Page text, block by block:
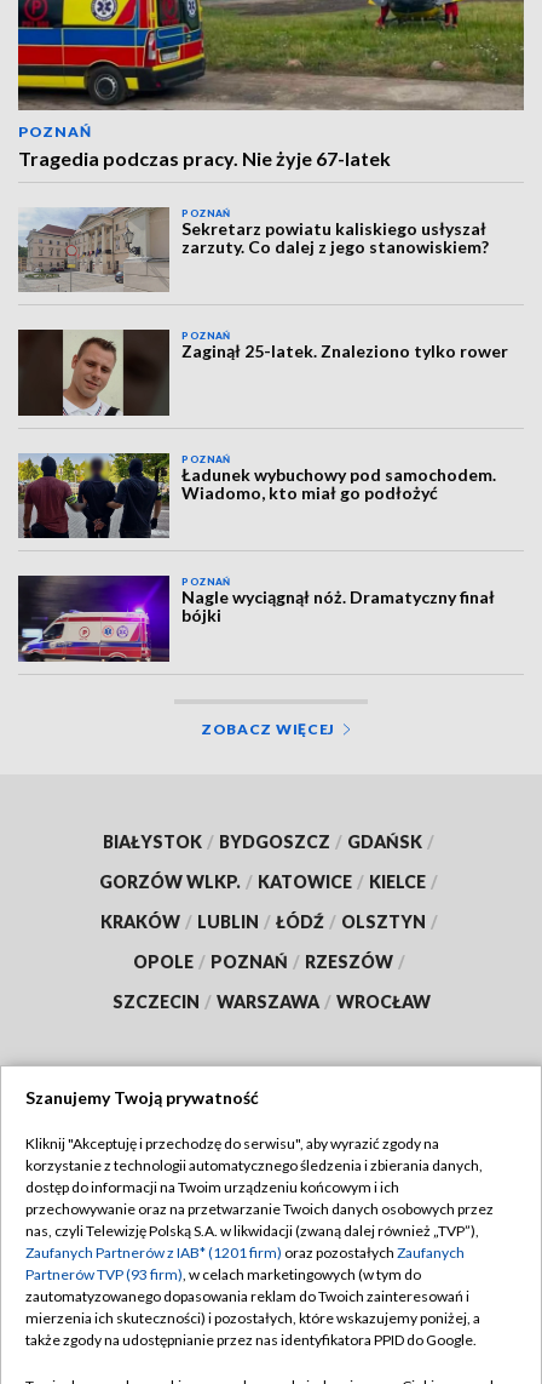
POZNAŃ
Tragedia podczas pracy. Nie żyje 67-latek
POZNAŃ
Sekretarz powiatu kaliskiego usłyszał
zarzuty. Co dalej z jego stanowiskiem?
POZNAŃ
Zaginął 25-latek. Znaleziono tylko rower
POZNAŃ
Ładunek wybuchowy pod samochodem.
Wiadomo, kto miał go podłożyć
POZNAŃ
Nagle wyciągnął nóż. Dramatyczny finał
bójki
ZOBACZ WIĘCEJ
BIAŁYSTOK / BYDGOSZCZ / GDAŃSK /
GORZÓW WLKP. / KATOWICE / KIELCE /
KRAKÓW / LUBLIN / ŁÓDŹ / OLSZTYN /
OPOLE / POZNAŃ / RZESZÓW /
SZCZECIN / WARSZAWA / WROCŁAW
TVP
Abonament TVP
Emisja w TVP
Centrum informacji TVP
Naziemna Telewizja Cyfrowa
Regulamin TVP
Polityka prywatności
Moje zgody
Pomoc
Szanujemy Twoją prywatność
Kliknij "Akceptuję i przechodzę do serwisu", aby wyrazić zgody na
korzystanie z technologii automatycznego śledzenia i zbierania danych,
dostęp do informacji na Twoim urządzeniu końcowym i ich
przechowywanie oraz na przetwarzanie Twoich danych osobowych przez
nas, czyli Telewizję Polską S.A. w likwidacji (zwaną dalej również „TVP”),
Zaufanych Partnerów z IAB* (1201 firm) oraz pozostałych Zaufanych
Partnerów TVP (93 firm), w celach marketingowych (w tym do
zautomatyzowanego dopasowania reklam do Twoich zainteresowań i
mierzenia ich skuteczności) i pozostałych, które wskazujemy poniżej, a
także zgody na udostępnianie przez nas identyfikatora PPID do Google.